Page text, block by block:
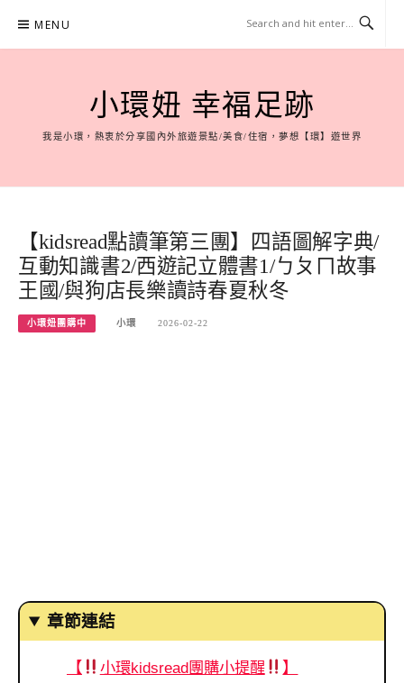
content
MENU
小環妞 幸福足跡
我是小環，熱衷於分享國內外旅遊景點/美食/住宿，夢想【環】遊世界
【kidsread點讀筆第三團】四語圖解字典/
互動知識書2/西遊記立體書1/ㄅㄆㄇ故事
王國/與狗店長樂讀詩春夏秋冬
小環妞團購中 小環 2026-02-22
章節連結
【 小環kidsread團購小提醒
】